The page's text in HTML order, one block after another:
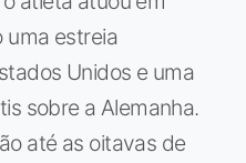
uma estreia
Unidos e uma
sobre a Alemanha.
até as oitavas de